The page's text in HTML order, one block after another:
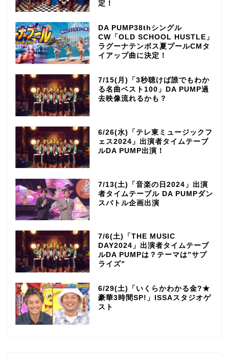
定！
DA PUMP38thシングル
CW「OLD SCHOOL HUSTLE」
ラグーナテンボス夏プールCMタ
イアップ曲に決定！
7/15(月)「3秒聴けば誰でもわか
る名曲ベスト100」DA PUMP過
去映像流れるかも？
6/26(水)「テレ東ミュージックフ
ェス2024」出演者タイムテーブ
ルDA PUMP出演！
7/13(土)「音楽の日2024」出演
者タイムテーブル DA PUMPダン
スバトル企画出演
7/6(土)「THE MUSIC
DAY2024」出演者タイムテーブ
ルDA PUMPは？テーマは”サプ
ライズ”
6/29(土)「いくらかわかる金?★
豪華3時間SP!」ISSAスタジオゲ
スト